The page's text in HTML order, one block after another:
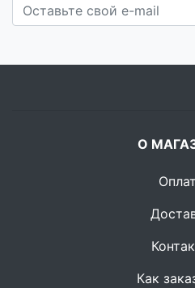
О
Как